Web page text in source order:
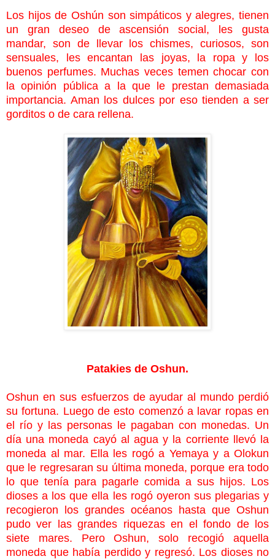
Los hijos de Oshún son simpáticos y alegres, tienen
un gran deseo de ascensión social, les gusta
mandar, son de llevar los chismes, curiosos, son
sensuales, les encantan las joyas, la ropa y los
buenos perfumes. Muchas veces temen chocar con
la opinión pública a la que le prestan demasiada
importancia. Aman los dulces por eso tienden a ser
gorditos o de cara rellena.
Patakies de Oshun.
Oshun en sus esfuerzos de ayudar al mundo perdió
su fortuna. Luego de esto comenzó a lavar ropas en
el río y las personas le pagaban con monedas. Un
día una moneda cayó al agua y la corriente llevó la
moneda al mar. Ella les rogó a Yemaya y a Olokun
que le regresaran su última moneda, porque era todo
lo que tenía para pagarle comida a sus hijos. Los
dioses a los que ella les rogó oyeron sus plegarias y
recogieron los grandes océanos hasta que Oshun
pudo ver las grandes riquezas en el fondo de los
siete mares. Pero Oshun, solo recogió aquella
moneda que había perdido y regresó. Los dioses no